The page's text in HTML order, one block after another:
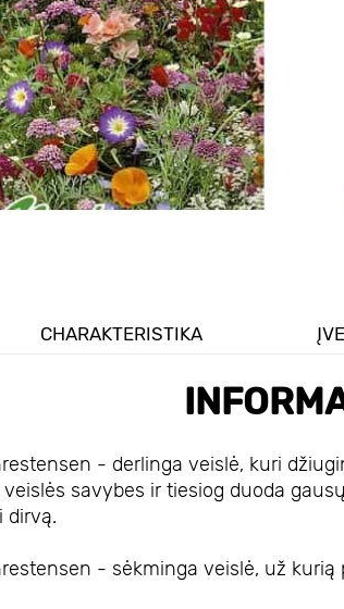
CHARAKTERISTIKA
- derlinga veislė, kuri
savybes ir tiesiog duoda
dirvą.
- sėkminga veislė, už